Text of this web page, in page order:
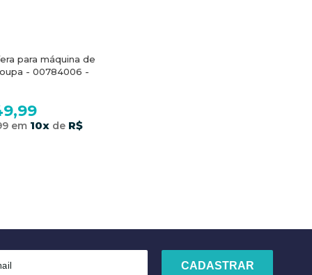
para máquina de
- 00784006 -
em 10x de R$